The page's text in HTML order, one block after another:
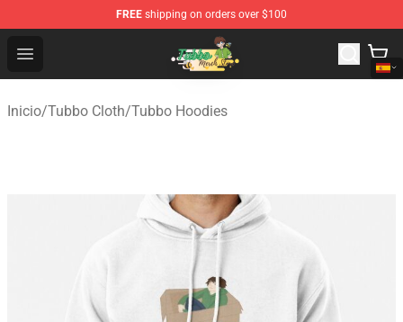
FREE shipping on orders over $100
Open menu
Tubbo Store - Official Tubbo Merchandise Shop
Inicio/Tubbo Cloth/Tubbo Hoodies